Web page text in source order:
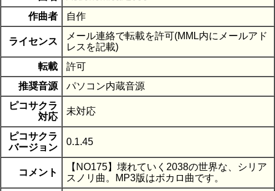
作曲者
自作
ライセンス
メール連絡で転載を許可(MML内にメールアド
レスを記載)
転載
許可
推奨音源
パソコン内蔵音源
ピコサクラ
対応
未対応
ピコサクラ
バージョン
0.1.45
コメント
【NO175】壊れていく2038の世界な、シリア
スノリ曲。MP3版はボカロ曲です。